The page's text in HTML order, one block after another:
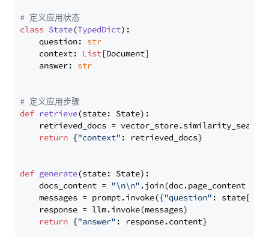
# 定义应用状态
class State(TypedDict):
    question:
str
    context:
List[Document]
    answer:
str
# 定义应用步骤
def retrieve(state: State):
retrieved_docs =
return {"context" : retrieved_docs}
def generate(state: State):
    docs_content =
"\n\n" .join(doc.page_content
    messages = prompt.invoke({
"question" : state[
    response = llm.invoke(messages)
return {"answer" : response.content}